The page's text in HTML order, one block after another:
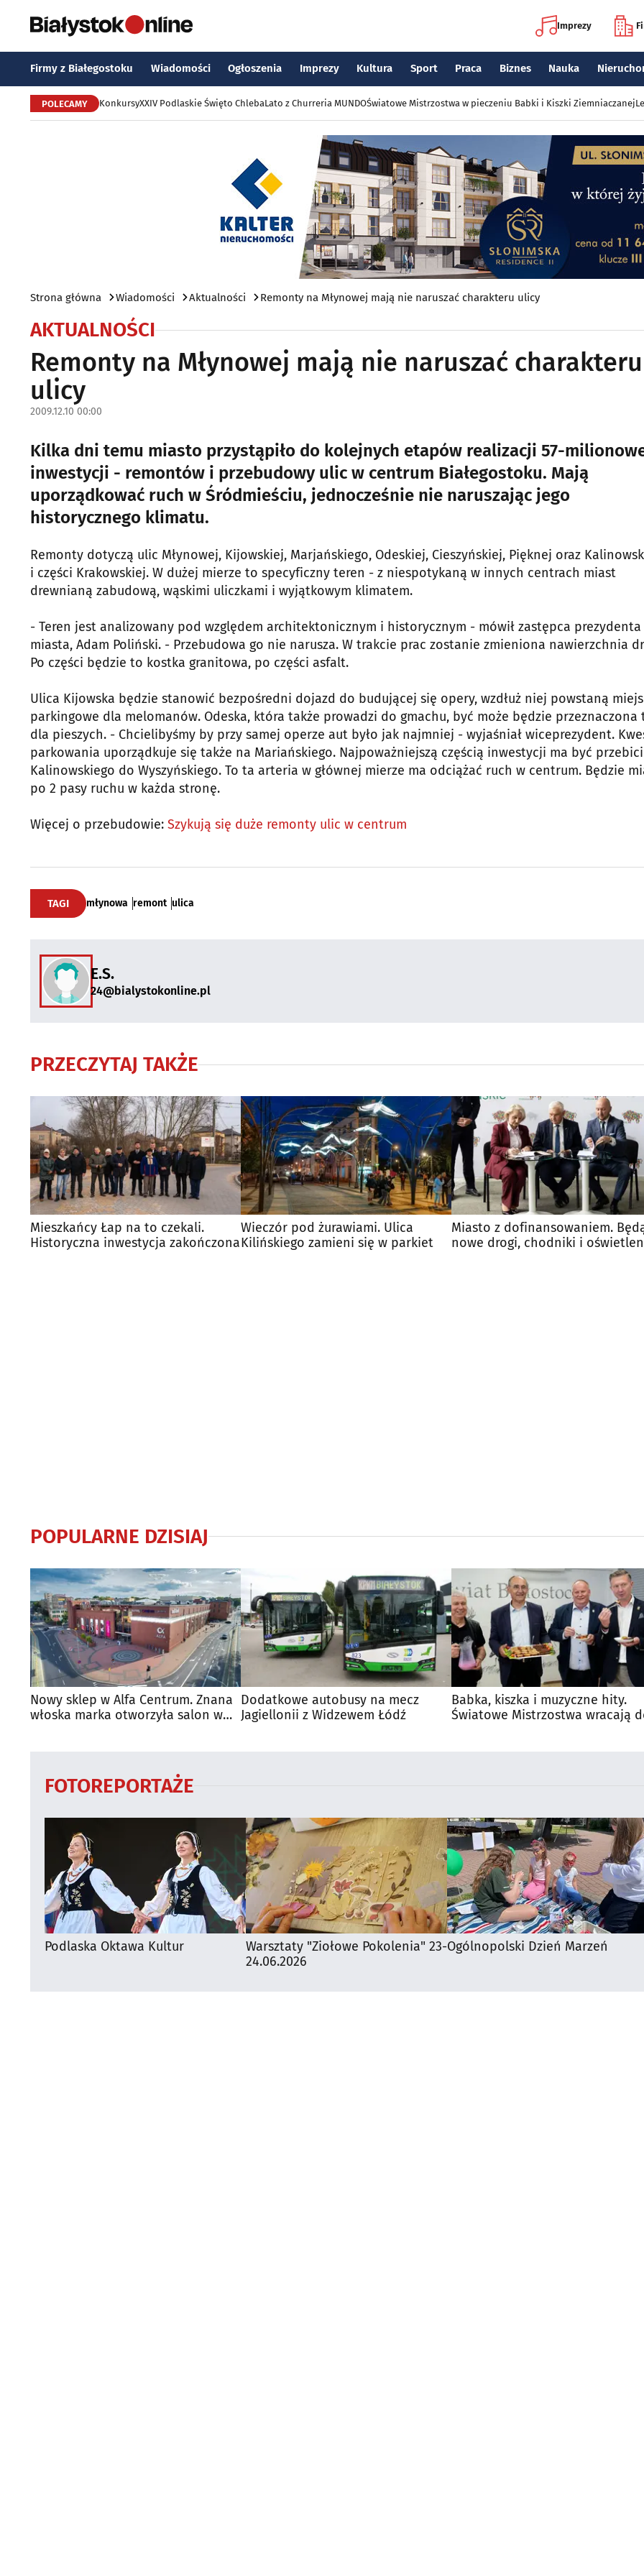
Imprezy
Firmy z Białegostoku Wiadomości Ogłoszenia Imprezy Kultura Sport Praca Biznes Nauka
POLECAMY KonkursyXXIV Podlaskie Święto ChlebaLato z Churreria MUNDOŚwiatowe Mistrzostwa w pieczeniu Babki i Kiszki Ziemniaczanej
Strona główna Wiadomości Aktualności Remonty na Młynowej mają nie naruszać charakteru ulicy
AKTUALNOŚCI
Remonty na Młynowej mają nie naruszać charakteru
ulicy
2009.12.10 00:00
Kilka dni temu miasto przystąpiło do kolejnych etapów realizacji 57-
inwestycji - remontów i przebudowy ulic w centrum Białegostoku. Mają
uporządkować ruch w Śródmieściu, jednocześnie nie naruszając jego
historycznego klimatu.
Remonty dotyczą ulic Młynowej, Kijowskiej, Marjańskiego, Odeskiej, Cieszyńskiej, Pięknej oraz
i części Krakowskiej. W dużej mierze to specyficzny teren - z niespotykaną w innych centrach miast
drewnianą zabudową, wąskimi uliczkami i wyjątkowym klimatem.
- Teren jest analizowany pod względem architektonicznym i historycznym - mówił zastępca prezydenta
miasta, Adam Poliński. - Przebudowa go nie narusza. W trakcie prac zostanie zmieniona nawierzchnia
Po części będzie to kostka granitowa, po części asfalt.
Ulica Kijowska będzie stanowić bezpośredni dojazd do budującej się opery, wzdłuż niej powstaną
parkingowe dla melomanów. Odeska, która także prowadzi do gmachu, być może będzie przeznaczona
dla pieszych. - Chcielibyśmy by przy samej operze aut było jak najmniej - wyjaśniał wiceprezydent.
parkowania uporządkuje się także na Mariańskiego. Najpoważniejszą częścią inwestycji ma być
Kalinowskiego do Wyszyńskiego. To ta arteria w głównej mierze ma odciążać ruch w centrum. Będzie
po 2 pasy ruchu w każda stronę.
Więcej o przebudowie: Szykują się duże remonty ulic w centrum
TAGI młynowa remont ulica
E.S.
24@bialystokonline.pl
PRZECZYTAJ TAKŻE
Mieszkańcy Łap na to czekali.
Historyczna inwestycja zakończona
Wieczór pod żurawiami. Ulica
Kilińskiego zamieni się w parkiet
Miasto z dofinansowaniem.
nowe drogi, chodniki i
POPULARNE DZISIAJ
Nowy sklep w Alfa Centrum. Znana
włoska marka otworzyła salon w
Dodatkowe autobusy na mecz
Jagiellonii z Widzewem Łódź
Babka, kiszka i muzyczne hity.
Światowe Mistrzostwa wracają
FOTOREPORTAŻE
Podlaska Oktawa Kultur
Warsztaty "Ziołowe Pokolenia" 23-
24.06.2026
Ogólnopolski Dzień Marzeń